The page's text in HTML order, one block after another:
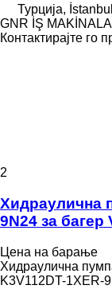
Турција, İstanbul
GNR İŞ
Контактирајте го
2
Хидраулична
9N24 за багер
Цена на барање
Хидраулична
K3V112DT-1XER-